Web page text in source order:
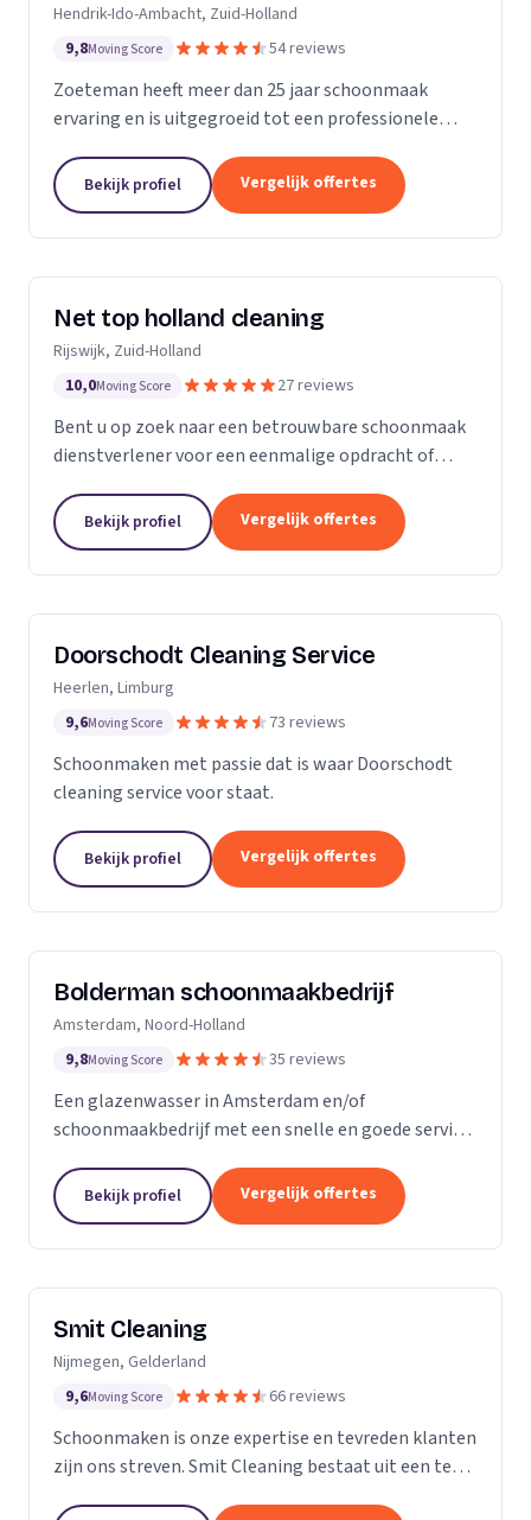
Hendrik-Ido-Ambacht, Zuid-Holland
9,8Moving Score 54 reviews
Zoeteman heeft meer dan 25 jaar schoonmaak
ervaring en is uitgegroeid tot een professionele
medewerkers zijn we actief in de regio Rotterdam,...
Bekijk profiel Vergelijk offertes
Net top holland cleaning
Rijswijk, Zuid-Holland
10,0Moving Score 27 reviews
Bent u op zoek naar een betrouwbare schoonmaak
dienstverlener voor een eenmalige opdracht of
groeiende onderneming die zich uit wilt breiden in
het vak.
Bekijk profiel Vergelijk offertes
Doorschodt Cleaning Service
Heerlen, Limburg
9,6Moving Score 73 reviews
Schoonmaken met passie dat is waar Doorschodt
cleaning service voor staat.
Bekijk profiel Vergelijk offertes
Bolderman schoonmaakbedrijf
Amsterdam, Noord-Holland
9,8Moving Score 35 reviews
Een glazenwasser in Amsterdam en/of
schoonmaakbedrijf met een snelle en goede service
schoonmaakmedewerkers zijn actief in héél
Amsterdam en ontzorgen u met...
Bekijk profiel Vergelijk offertes
Smit Cleaning
Nijmegen, Gelderland
9,6Moving Score 66 reviews
Schoonmaken is onze expertise en tevreden klanten
zijn ons streven. Smit Cleaning bestaat uit een team